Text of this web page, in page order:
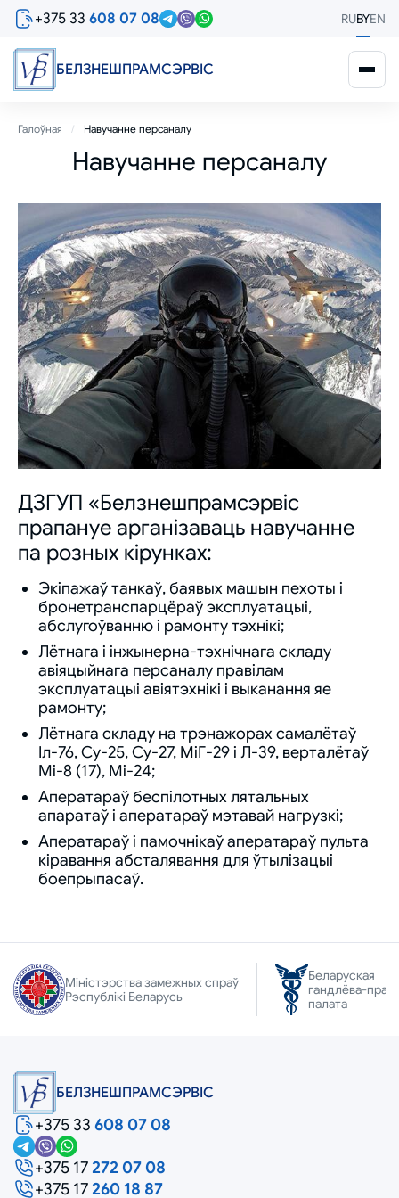
Перайсці
змесціва
+375 33 608 07 08 RUBYEN
БЕЛЗНЕШПРАМСЭРВIС
Breadcrumb
Галоўная Навучанне персаналу
Навучанне персаналу
ДЗГУП «Белзнешпрамсэрвіс
прапануе арганізаваць навучанне
па розных кірунках:
Экіпажаў танкаў, баявых машын пехоты і
бронетранспарцёраў эксплуатацыі,
абслугоўванню і рамонту тэхнікі;
Лётнага і інжынерна-тэхнічнага складу
авіяцыйнага персаналу правілам
эксплуатацыі авіятэхнікі і выканання яе
рамонту;
Лётнага складу на трэнажорах самалётаў
Іл-76, Су-25, Су-27, МіГ-29 і Л-39, верталётаў
Мі-8 (17), Мі-24;
Аператараў беспілотных лятальных
апаратаў і аператараў мэтавай нагрузкі;
Аператараў і памочнікаў аператараў пульта
кіравання абсталявання для ўтылізацыі
боепрыпасаў.
Міністэрства замежных спраў
Рэспублікі Беларусь
Беларуская
гандлёва-
палата
БЕЛЗНЕШПРАМСЭРВIС
+375 33 608 07 08
+375 17 272 07 08
+375 17 260 18 87